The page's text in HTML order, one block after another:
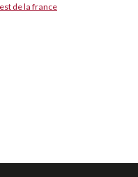
de la france